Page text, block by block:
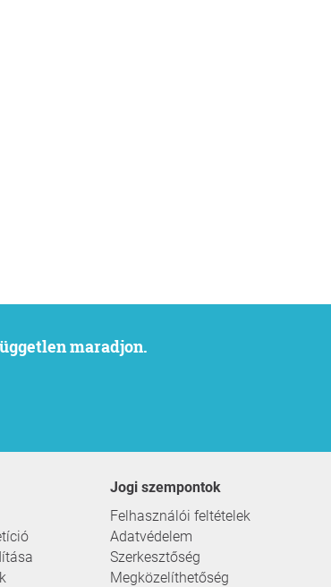
maradjon.
Jogi szempontok
Felhasználói feltételek
Adatvédelem
Szerkesztőség
Megközelíthetőség